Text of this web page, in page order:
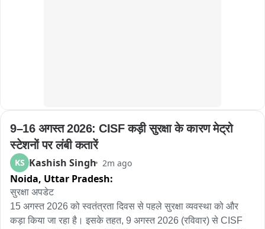
9–16 अगस्त 2026: CISF कड़ी सुरक्षा के कारण मेट्रो
स्टेशनों पर लंबी कतारें
KS Kashish Singh 2m ago
Noida, Uttar Pradesh:
सुरक्षा अपडेट
15 अगस्त 2026 को स्वतंत्रता दिवस से पहले सुरक्षा व्यवस्था को और
कड़ा किया जा रहा है। इसके तहत, 9 अगस्त 2026 (रविवार) से CISF